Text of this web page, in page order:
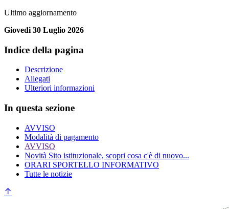
Ultimo aggiornamento
Giovedi 30 Luglio 2026
Indice della pagina
Descrizione
Allegati
Ulteriori informazioni
In questa sezione
AVVISO
Modalità di pagamento
AVVISO
Novità Sito istituzionale, scopri cosa c'è di nuovo...
ORARI SPORTELLO INFORMATIVO
Tutte le notizie